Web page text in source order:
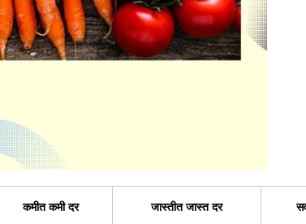
कमीत कमी दर जास्तीत जास्त दर